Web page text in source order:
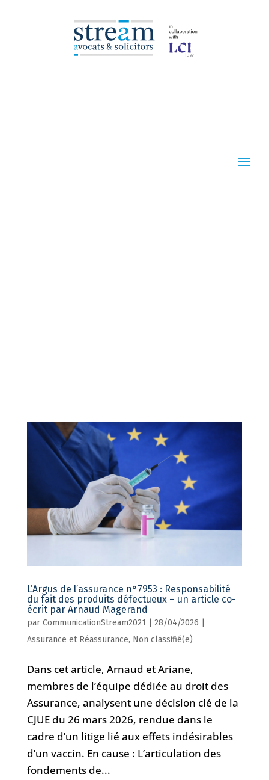
L’Argus de l’assurance n°7953 : Responsabilité
du fait des produits défectueux – un article co-
écrit par Arnaud Magerand
par CommunicationStream2021 28/04/2026
Assurance et Réassurance, Non classifié(e)
Dans cet article, Arnaud et Ariane,
membres de l’équipe dédiée au droit des
Assurance, analysent une décision clé de la
CJUE du 26 mars 2026, rendue dans le
cadre d’un litige lié aux effets indésirables
d’un vaccin. En cause​ : L’articulation des
fondements de...